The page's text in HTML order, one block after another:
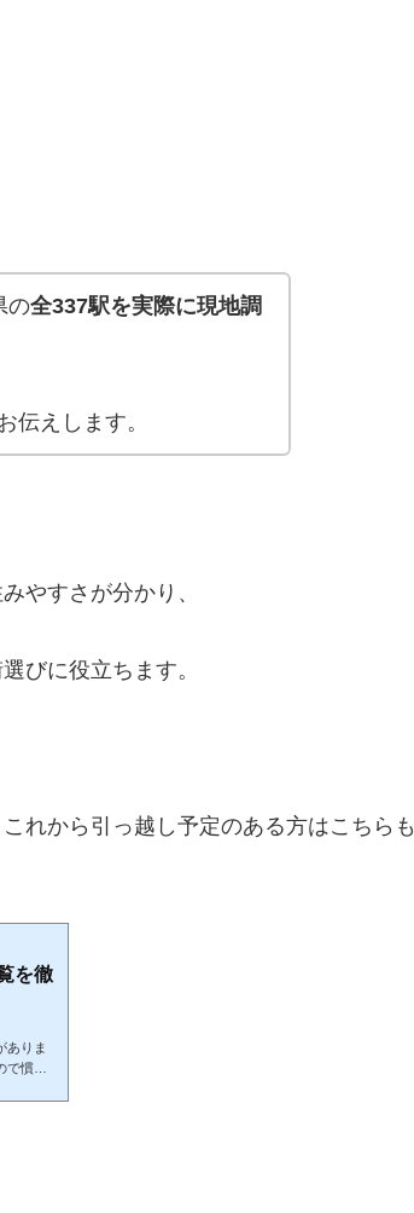
の全337駅を実際に現地調
伝えします。
やすさが分かり、
びに役立ちます。
れから引っ越し予定のある方はこちらも
を徹
ありま
で慣れ
い引っ
が必要